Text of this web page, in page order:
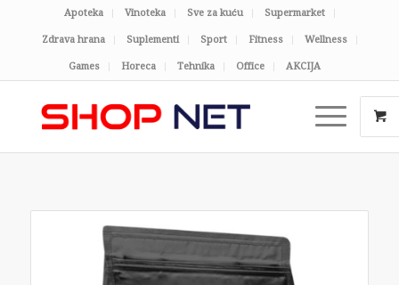
Apoteka Vinoteka Sve za kuću Supermarket
Zdrava hrana Suplementi Sport Fitness Wellness
Games Horeca Tehnika Office AKCIJA